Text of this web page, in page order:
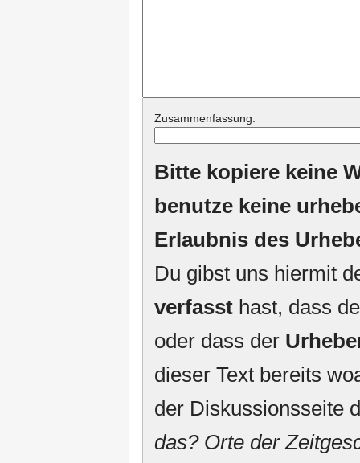
Zusammenfassung:
Bitte kopiere keine
benutze keine
Erlaubnis des
Du gibst uns hiermit
verfasst hast, dass
oder dass der
dieser Text bereits
der Diskussionsseite
das? Orte der